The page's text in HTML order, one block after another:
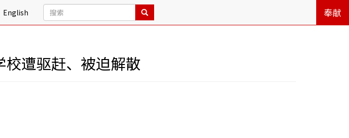
English 奉献
遭驱赶、被迫解散